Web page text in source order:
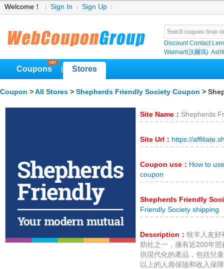
Welcome！ Sign In Sign Up
Discount Contact
Walmart(沃爾瑪)
Coupons Stores
Coupon > All Stores > Shepherds Friendly Society Coupon >
Site Name： Shepherds
Site Url： https://
Coupon use： How to
coupon
Shepherds Friendly
Friendly Society shipping
Description： 牧羊人友好
助社之一，擁有近200年
供現代化的產品，包括兒
以上的人壽保險和收入保